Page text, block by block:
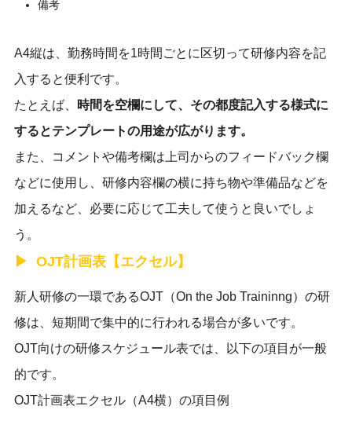
備考
A4縦は、勤務時間を1時間ごとに区切って研修内容を記
入すると便利です。
たとえば、
時間を空欄にして、その都度記入する様式に
するとテンプレートの用途が広がります。
また、コメントや備考欄は上司からのフィードバック欄
などに使用し、研修内容欄の横に持ち物や準備品などを
加えるなど、必要に応じて工夫して使うと良いでしょ
う。
OJT計画表【エクセル】
新人研修の一環であるOJT（On the Job Traininng）の研
修は、短期間で集中的に行われる場合が多いです。
OJT向けの研修スケジュール表では、以下の項目が一般
的です。
OJT計画表エクセル（A4横）の項目例